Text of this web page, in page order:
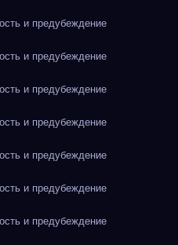
и предубеждение
и предубеждение
и предубеждение
и предубеждение
и предубеждение
и предубеждение
и предубеждение